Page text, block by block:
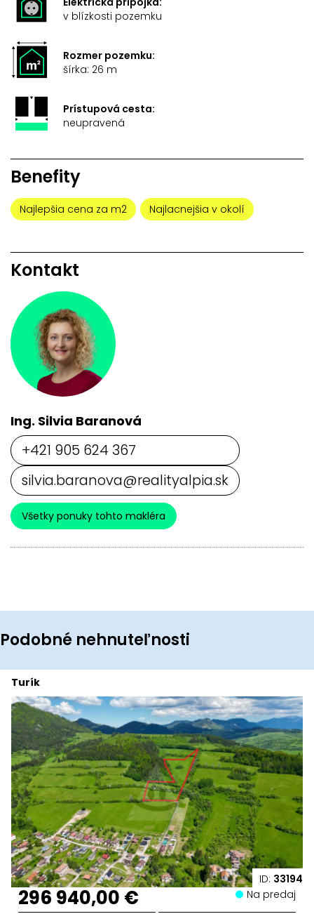
v blízkosti pozemku
Rozmer pozemku:
šírka: 26 m
Prístupová cesta:
neupravená
Benefity
Najlepšia cena za m2 Najlacnejšia v okolí
Kontakt
Ing. Silvia Baranová
+421 905 624 367
silvia.baranova@realityalpia.sk
Všetky ponuky tohto makléra
Podobné nehnuteľnosti
ID: 33194
Turík
296 940,00 € Na predaj